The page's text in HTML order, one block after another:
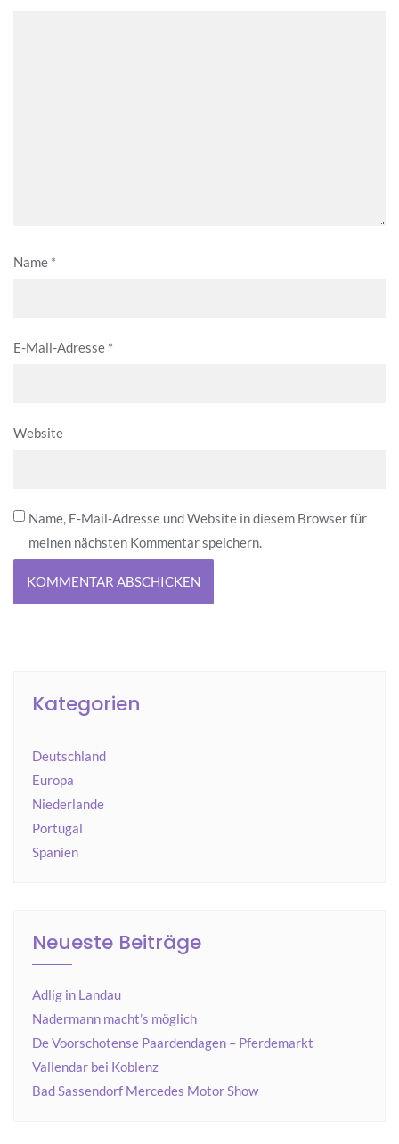
Name *
E-Mail-Adresse *
Website
Name, E-Mail-Adresse und Website in diesem Browser für
meinen nächsten Kommentar speichern.
Kategorien
Deutschland
Europa
Niederlande
Portugal
Spanien
Neueste Beiträge
Adlig in Landau
Nadermann macht’s möglich
De Voorschotense Paardendagen – Pferdemarkt
Vallendar bei Koblenz
Bad Sassendorf Mercedes Motor Show